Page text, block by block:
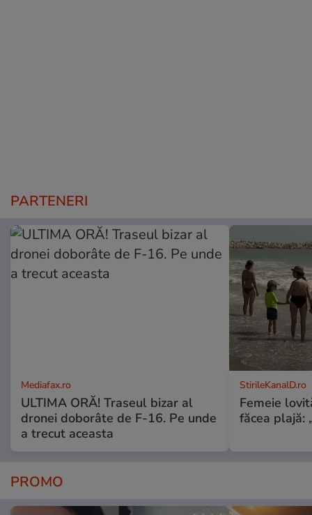
PARTENERI
Mediafax.ro
ULTIMA ORĂ! Traseul bizar al
dronei doborâte de F-16. Pe unde
a trecut aceasta
StirileKanalD.ro
Femeie
făcea plajă:
PROMO